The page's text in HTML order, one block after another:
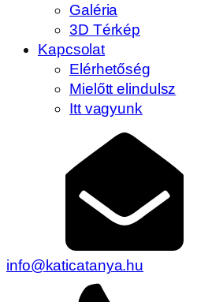
Galéria
3D Térkép
Kapcsolat
Elérhetőség
Mielőtt elindulsz
Itt vagyunk
info@katicatanya.hu